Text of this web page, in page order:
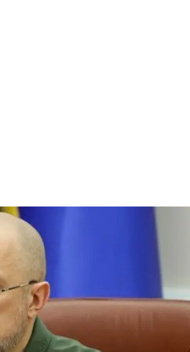
правительства
составляет более 88%, глава
Шмыгаль подчеркнул, что
на ближайшие недели — выйти на
сезона запланировано
объема газа для создания